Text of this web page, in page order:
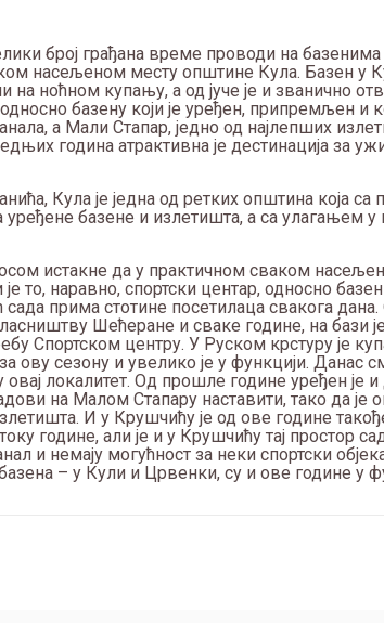
број грађана време проводи на
насељеном месту општине Кула. Базен у
на ноћном купању, а од јуче је и званично
базену који је уређен, припремљен и
а Мали Стапар, једно од најлепших
година атрактивна је дестинација за
Кула је једна од ретких општина која
базене и излетишта, а са улагањем у
истакне да у практичном сваком
то, наравно, спортски центар, односно
сада прима стотине посетилаца свакога дана.
Шећеране и сваке године, на бази
Спортском центру. У Руском крстуру је
ову сезону и увелико је у функцији. Данас
локалитет. Од прошле године уређен је
на Малом Стапару наставити, тако да је
И у Крушчићу је од ове године
године, али је и у Крушчићу тај простор
и немају могућност за неки спортски
– у Кули и Црвенки, су и ове године у